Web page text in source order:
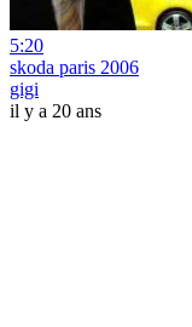
5:20
skoda paris 2006
gigi
il y a 20 ans